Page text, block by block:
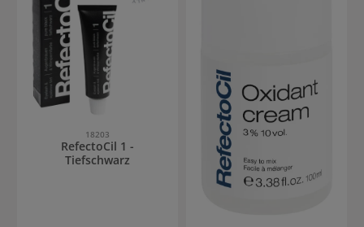
18203
RefectoCil 1 -
Tiefschwarz